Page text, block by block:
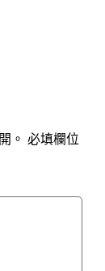
。 必填欄位